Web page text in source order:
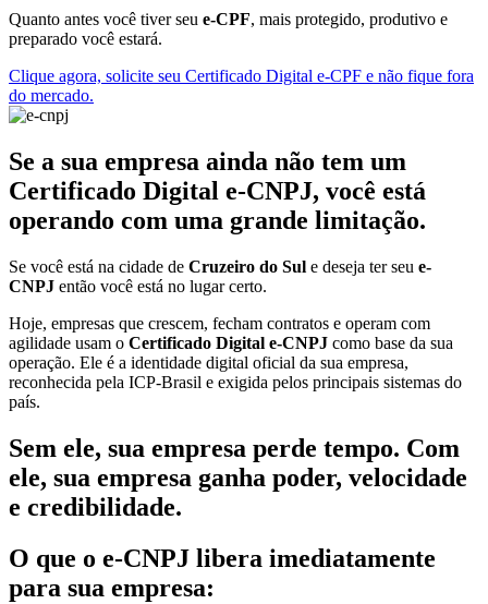
Quanto antes você tiver seu e-CPF, mais protegido, produtivo e
preparado você estará.
Clique agora, solicite seu Certificado Digital e-CPF e não fique fora
do mercado.
Se a sua empresa ainda não tem um
Certificado Digital e-CNPJ, você está
operando com uma grande limitação.
Se você está na cidade de Cruzeiro do Sul e deseja ter seu e-
CNPJ então você está no lugar certo.
Hoje, empresas que crescem, fecham contratos e operam com
agilidade usam o Certificado Digital e-CNPJ como base da sua
operação. Ele é a identidade digital oficial da sua empresa,
reconhecida pela ICP-Brasil e exigida pelos principais sistemas do
país.
Sem ele, sua empresa perde tempo. Com
ele, sua empresa ganha poder, velocidade
e credibilidade.
O que o e-CNPJ libera imediatamente
para sua empresa: